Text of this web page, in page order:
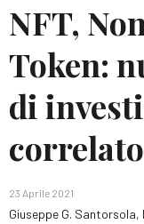
NFT,
Token:
di
correlato
23 Aprile 2021
Giuseppe G.